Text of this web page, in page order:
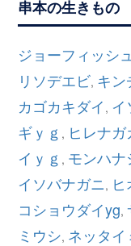
串本の生きもの
ジョーフィッシュ
リソデエビ, キン
カゴカキダイ ,
ギｙｇ , ヒレナ
イｙｇ , モンハナ
イソバナガニ,
コショウダイyg,
ミウシ, ネッタイ